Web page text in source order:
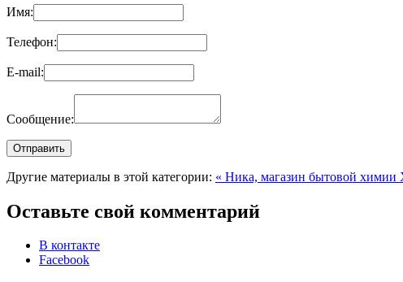
Имя:
Телефон:
E-mail:
Сообщение:
Другие материалы в этой категории: « Ника, магазин бытовой химии
Оставьте свой комментарий
В контакте
Facebook